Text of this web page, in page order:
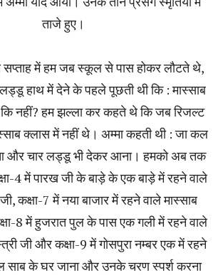
ताजे हुए।
में हम जब स्कूल से पास होकर लौटते थे,
हाथ में देने के पहले पूछती थी कि : मास्साब
नहीं? हम झल्ला कर कहते थे कि जब रिजल्ट
क्लास में नहीं थे। अम्मा कहती थी : जा कल
चार लड्डू भी देकर आना। हमको अब तक
4 में पारख जी के बाड़े के एक बाड़े में रहने वाले
कक्षा-7 में नया बाजार में रहने वाले मास्साब
8 में हुजरात पुल के पास एक गली में रहने वाले
जी और कक्षा-9 में गोसपुरा नम्बर एक में रहने
साब के घर जाना और उनके चरण स्पर्श करना